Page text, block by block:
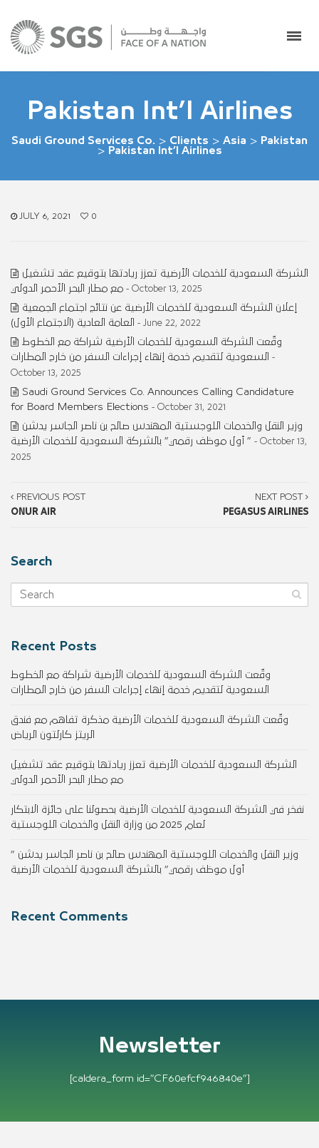
Pakistan Int’l Airlines
Saudi Ground Services Co. > Clients > Asia > Pakistan
> Pakistan Int’l Airlines
JULY 6, 2021 0
الشركة السعودية للخدمات الأرضية تعزز ريادتها بتوقيع عقد تشغيل
مع مطار البحر الأحمر الدولي - October 13, 2025
إعلان الشركة السعودية للخدمات الأرضية عن نتائج اجتماع الجمعية
العامة العادية (الاجتماع الأول)
- June 22, 2022
وقّعت الشركة السعودية للخدمات الأرضية شراكة مع الخطوط
السعودية لتقديم خدمة إنهاء إجراءات السفر من خارج المطارات
-
October 13, 2025
Saudi Ground Services Co. Announces Calling Candidature
for Board Members Elections - October 31, 2021
وزير النقل والخدمات اللوجستية المهندس صالح بن ناصر الجاسر يدشن
” أول موظف رقمي” بالشركة السعودية للخدمات الأرضية - October 13,
2025
PREVIOUS POST
ONUR AIR
NEXT POST
PEGASUS AIRLINES
Search
Recent Posts
وقّعت الشركة السعودية للخدمات الأرضية شراكة مع الخطوط
السعودية لتقديم خدمة إنهاء إجراءات السفر من خارج المطارات
وقّعت الشركة السعودية للخدمات الأرضية مذكرة تفاهم مع فندق
الريتز كارلتون الرياض
الشركة السعودية للخدمات الأرضية تعزز ريادتها بتوقيع عقد تشغيل
مع مطار البحر الأحمر الدولي
نفخر في الشركة السعودية للخدمات الأرضية بحصولنا على جائزة الابتكار
لعام 2025 من وزارة النقل والخدمات اللوجستية
وزير النقل والخدمات اللوجستية المهندس صالح بن ناصر الجاسر يدشن ”
أول موظف رقمي” بالشركة السعودية للخدمات الأرضية
Recent Comments
Newsletter
[caldera_form id=”CF60efcf946840e”]